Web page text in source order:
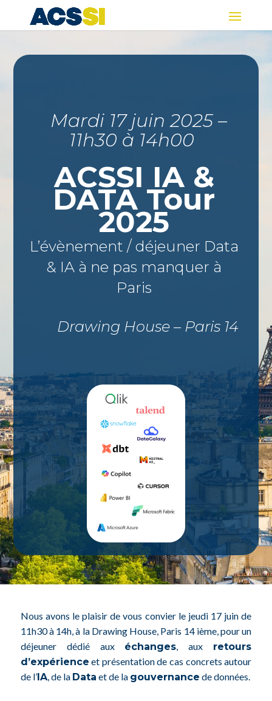
Mardi 17 juin 2025 –
11h30 à 14h00
ACSSI IA &
DATA Tour
2025
L’évènement / déjeuner Data
& IA à ne pas manquer à
Paris
Drawing House – Paris 14
Nous avons le plaisir de vous convier le jeudi 17 juin de
11h30 à 14h, à la Drawing House, Paris 14 ième, pour un
déjeuner dédié aux échanges , aux retours
d’expérience et présentation de cas concrets autour
de l’IA, de la Data et de la gouvernance de données.